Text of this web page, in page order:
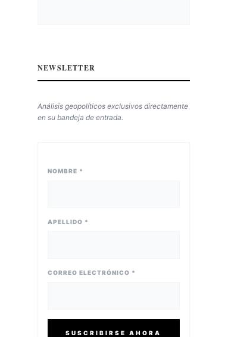
NEWSLETTER
Análisis geopolíticos exclusivos directamente
en su bandeja de entrada.
NOMBRE *
APELLIDO *
CORREO ELECTRÓNICO *
SUSCRIBIRSE AHORA